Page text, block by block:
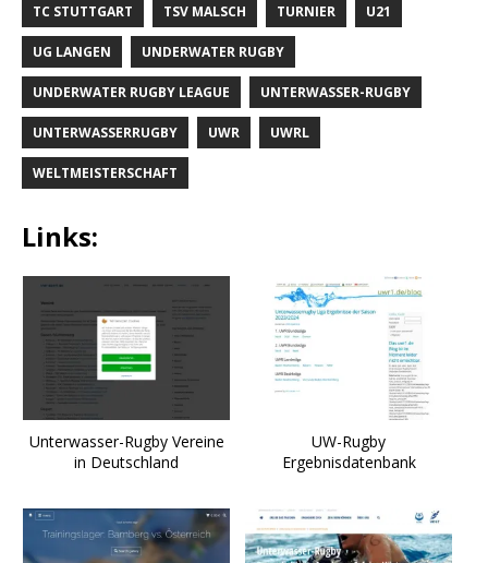
TC STUTTGART TSV MALSCH TURNIER U21
UG LANGEN UNDERWATER RUGBY
UNDERWATER RUGBY LEAGUE UNTERWASSER-RUGBY
UNTERWASSERRUGBY UWR UWRL
WELTMEISTERSCHAFT
Links:
Unterwasser-Rugby Vereine
in Deutschland
UW-Rugby
Ergebnisdatenbank